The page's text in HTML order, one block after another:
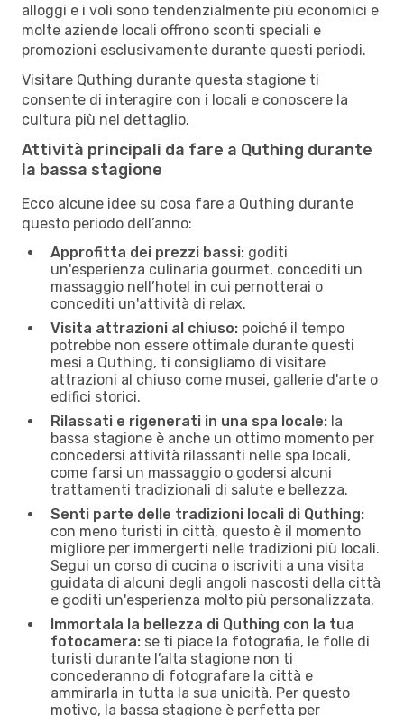
alloggi e i voli sono tendenzialmente più economici e
molte aziende locali offrono sconti speciali e
promozioni esclusivamente durante questi periodi.
Visitare Quthing durante questa stagione ti
consente di interagire con i locali e conoscere la
cultura più nel dettaglio.
Attività principali da fare a Quthing durante
la bassa stagione
Ecco alcune idee su cosa fare a Quthing durante
questo periodo dell’anno:
Approfitta dei prezzi bassi: goditi
un'esperienza culinaria gourmet, concediti un
massaggio nell’hotel in cui pernotterai o
concediti un'attività di relax.
Visita attrazioni al chiuso: poiché il tempo
potrebbe non essere ottimale durante questi
mesi a Quthing, ti consigliamo di visitare
attrazioni al chiuso come musei, gallerie d'arte o
edifici storici.
Rilassati e rigenerati in una spa locale: la
bassa stagione è anche un ottimo momento per
concedersi attività rilassanti nelle spa locali,
come farsi un massaggio o godersi alcuni
trattamenti tradizionali di salute e bellezza.
Senti parte delle tradizioni locali di Quthing:
con meno turisti in città, questo è il momento
migliore per immergerti nelle tradizioni più locali.
Segui un corso di cucina o iscriviti a una visita
guidata di alcuni degli angoli nascosti della città
e goditi un'esperienza molto più personalizzata.
Immortala la bellezza di Quthing con la tua
fotocamera: se ti piace la fotografia, le folle di
turisti durante l’alta stagione non ti
concederanno di fotografare la città e
ammirarla in tutta la sua unicità. Per questo
motivo, la bassa stagione è perfetta per